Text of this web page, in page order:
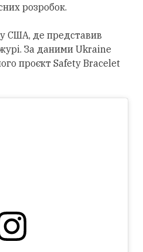
розробок.
США, де представив
За даними Ukraine
проєкт Safety Bracelet